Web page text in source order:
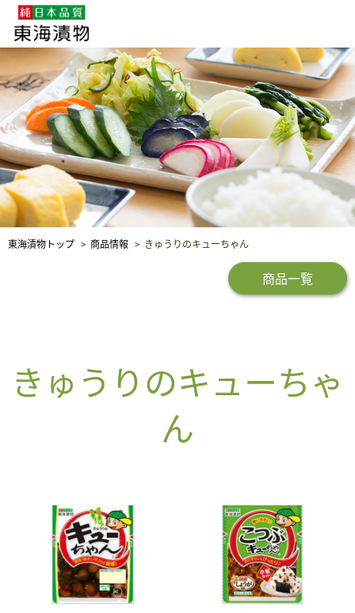
企業・採用情報 社会貢献 品質保証
東海漬物トップ 商品情報 きゅうりのキューちゃん
商品一覧
きゅうりのキューちゃ
ん